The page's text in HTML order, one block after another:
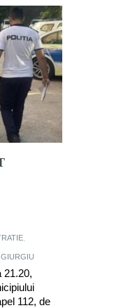
21.20,
112, de